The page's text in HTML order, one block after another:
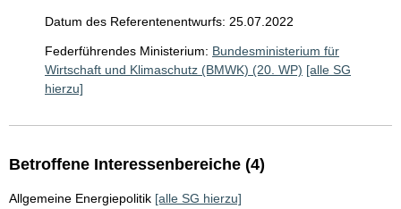
Datum des Referentenentwurfs: 25.07.2022
Federführendes Ministerium: Bundesministerium für
Wirtschaft und Klimaschutz (BMWK) (20. WP) [alle SG
hierzu]
Betroffene Interessenbereiche (4)
Allgemeine Energiepolitik [alle SG hierzu]